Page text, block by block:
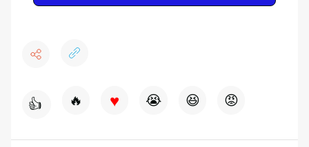
👍 🔥 ♥ 😭 😆 😡